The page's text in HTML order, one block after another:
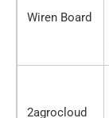
Wiren Board
2agrocloud